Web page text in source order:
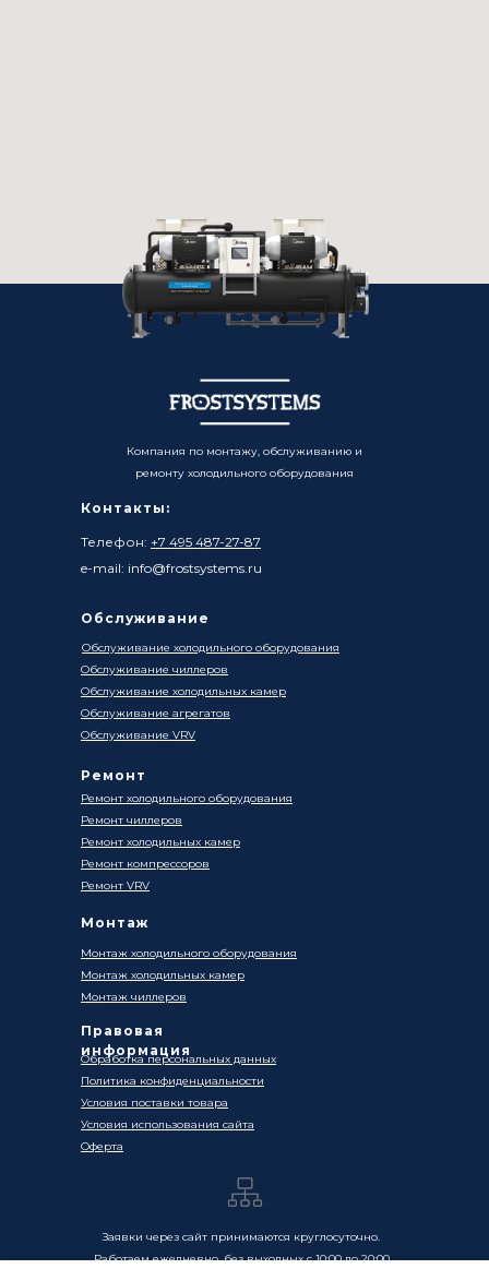
Контакты:
Телефон: +7 495 487-27-87
e-mail: info@frostsystems.ru
Ремонт
Заявки через сайт принимаются круглосуточно.
Работаем ежедневно, без выходных с 10:00 до 20:00
Обработка персональных данных
Политика конфиденциальности
Условия поставки товара
Оферта
Условия использования сайта
Компания по монтажу, обслуживанию и
ремонту холодильного оборудования
Ремонт холодильного оборудования
Ремонт чиллеров
Ремонт холодильных камер
Ремонт компрессоров
Ремонт VRV
Монтаж
Правовая
информация
Монтаж холодильного оборудования
Монтаж чиллеров
Монтаж холодильных камер
Обслуживание
Обслуживание холодильного оборудования
Обслуживание чиллеров
Обслуживание холодильных камер
Обслуживание агрегатов
Обслуживание VRV